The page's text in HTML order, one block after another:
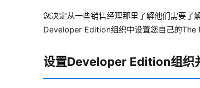
您决定从一些销售经理那里了解他们需要了
Developer Edition组织中设置您自己的The
设置Developer Edition组织